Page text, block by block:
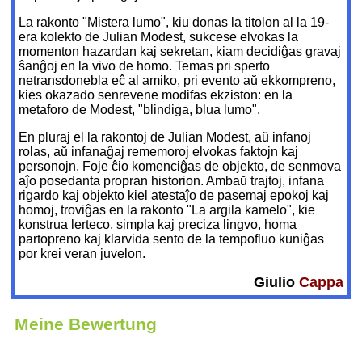
La rakonto "Mistera lumo", kiu donas la titolon al la 19-
era kolekto de Julian Modest, sukcese elvokas la
momenton hazardan kaj sekretan, kiam decidiĝas gravaj
ŝanĝoj en la vivo de homo. Temas pri sperto
netransdonebla eĉ al amiko, pri evento aŭ ekkompreno,
kies okazado senrevene modifas ekziston: en la
metaforo de Modest, "blindiga, blua lumo".
En pluraj el la rakontoj de Julian Modest, aŭ infanoj
rolas, aŭ infanaĝaj rememoroj elvokas faktojn kaj
personojn. Foje ĉio komenciĝas de objekto, de senmova
aĵo posedanta propran historion. Ambaŭ trajtoj, infana
rigardo kaj objekto kiel atestaĵo de pasemaj epokoj kaj
homoj, troviĝas en la rakonto "La argila kamelo", kie
konstrua lerteco, simpla kaj preciza lingvo, homa
partopreno kaj klarvida sento de la tempofluo kuniĝas
por krei veran juvelon.
Giulio Cappa
Meine Bewertung